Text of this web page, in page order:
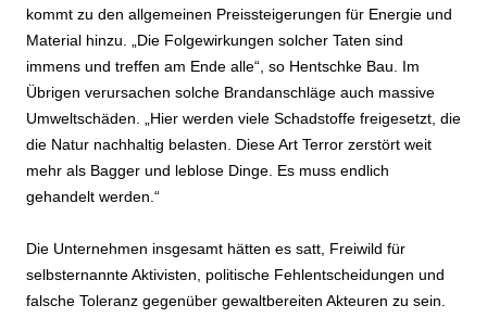
kommt zu den allgemeinen Preissteigerungen für Energie und
Material hinzu. „Die Folgewirkungen solcher Taten sind
immens und treffen am Ende alle“, so Hentschke Bau. Im
Übrigen verursachen solche Brandanschläge auch massive
Umweltschäden. „Hier werden viele Schadstoffe freigesetzt, die
die Natur nachhaltig belasten. Diese Art Terror zerstört weit
mehr als Bagger und leblose Dinge. Es muss endlich
gehandelt werden.“
Die Unternehmen insgesamt hätten es satt, Freiwild für
selbsternannte Aktivisten, politische Fehlentscheidungen und
falsche Toleranz gegenüber gewaltbereiten Akteuren zu sein.